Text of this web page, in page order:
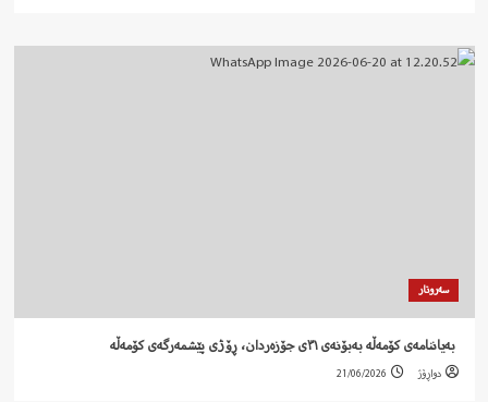
سەروتار
‍ بەیاننامەی کۆمەڵە بەبۆنەی ٣١ی جۆزەردان، ڕۆژی پێشمەرگەی کۆمەڵە
دواڕۆژ 21/06/2026